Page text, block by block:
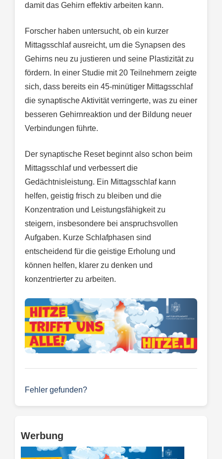
damit das Gehirn effektiv arbeiten kann.
Forscher haben untersucht, ob ein kurzer
Mittagsschlaf ausreicht, um die Synapsen des
Gehirns neu zu justieren und seine Plastizität zu
fördern. In einer Studie mit 20 Teilnehmern zeigte
sich, dass bereits ein 45-minütiger Mittagsschlaf
die synaptische Aktivität verringerte, was zu einer
besseren Gehirnreaktion und der Bildung neuer
Verbindungen führte.
Der synaptische Reset beginnt also schon beim
Mittagsschlaf und verbessert die
Gedächtnisleistung. Ein Mittagsschlaf kann
helfen, geistig frisch zu bleiben und die
Konzentration und Leistungsfähigkeit zu
steigern, insbesondere bei anspruchsvollen
Aufgaben. Kurze Schlafphasen sind
entscheidend für die geistige Erholung und
können helfen, klarer zu denken und
konzentrierter zu arbeiten.
Fehler gefunden?
Werbung